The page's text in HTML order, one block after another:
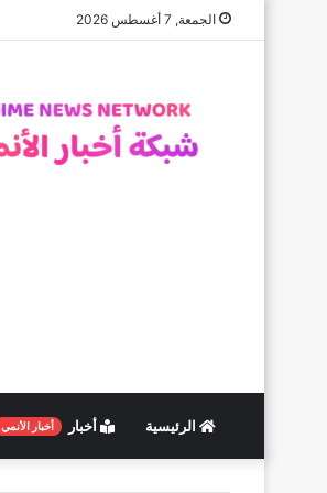
الجمعة, 7 أغسطس 2026
الرئيسية أخبار أخبار الأنمي